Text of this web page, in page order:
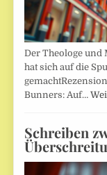
Der Theologe
hat sich auf die
Bunners: Auf…
Schreiben